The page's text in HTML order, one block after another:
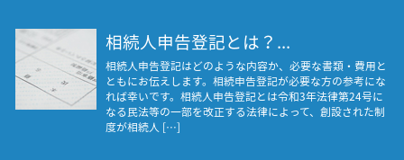
相続人申告登記とは？...
相続人申告登記はどのような内容か、必要な書類・費用と
ともにお伝えします。相続申告登記が必要な方の参考にな
れば幸いです。相続人申告登記とは令和3年法律第24号に
なる民法等の一部を改正する法律によって、創設された制
度が相続人 […]